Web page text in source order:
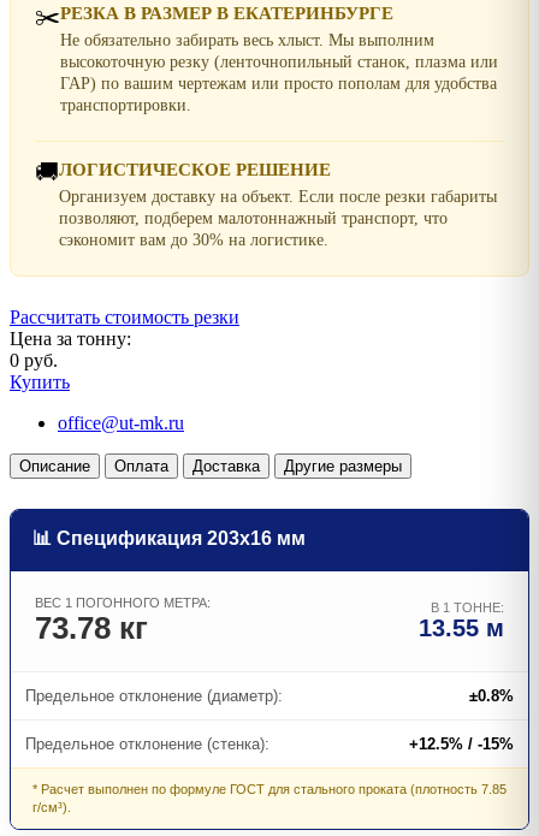
✂️РЕЗКА В РАЗМЕР В ЕКАТЕРИНБУРГЕ
Не обязательно забирать весь хлыст. Мы выполним
высокоточную резку (ленточнопильный станок, плазма или
ГАР) по вашим чертежам или просто пополам для удобства
транспортировки.
🚚ЛОГИСТИЧЕСКОЕ РЕШЕНИЕ
Организуем доставку на объект. Если после резки габариты
позволяют, подберем малотоннажный транспорт, что
сэкономит вам до 30% на логистике.
Рассчитать стоимость резки
Цена за тонну:
0 руб.
Купить
office@ut-mk.ru
Описание Оплата Доставка Другие размеры
📊 Спецификация 203х16 мм
ВЕС 1 ПОГОННОГО МЕТРА:
73.78 кг
В 1 ТОННЕ:
13.55 м
Предельное отклонение (диаметр): ±0.8%
Предельное отклонение (стенка): +12.5% / -15%
* Расчет выполнен по формуле ГОСТ для стального проката (плотность 7.85
г/см³).